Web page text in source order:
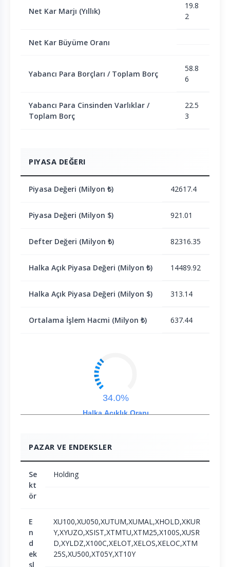
Net Kar Marjı (Yıllık)
19.8
2
Net Kar Büyüme Oranı
Yabancı Para Borçları / Toplam Borç
58.8
6
Yabancı Para Cinsinden Varlıklar /
Toplam Borç
22.5
3
PIYASA DEĞERI
Piyasa Değeri (Milyon ₺) 42617.4
Piyasa Değeri (Milyon $) 921.01
Defter Değeri (Milyon ₺) 82316.35
Halka Açık Piyasa Değeri (Milyon ₺) 14489.92
Halka Açık Piyasa Değeri (Milyon $) 313.14
Ortalama İşlem Hacmi (Milyon ₺) 637.44
Halka Açıklık Oranı
34.0%
PAZAR VE ENDEKSLER
Se
kt
ör
Holding
E
n
d
ek
sl
XU100,XU050,XUTUM,XUMAL,XHOLD,XKUR
Y,XYUZO,XSIST,XTMTU,XTM25,X100S,XUSR
D,XYLDZ,X100C,XELOT,XELOS,XELOC,XTM
25S,XU500,XT05Y,XT10Y